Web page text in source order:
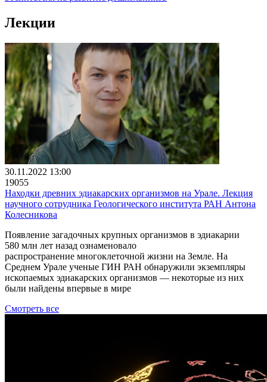
Лекции
30.11.2022 13:00
19055
Находки древних эдиакарских организмов на Урале. Лекция
научного сотрудника Геологического института РАН Антона
Колесникова
Появление загадочных крупных организмов в эдиакарии
580 млн лет назад ознаменовало
распространение многоклеточной жизни на Земле. На
Среднем Урале ученые ГИН РАН обнаружили экземпляры
ископаемых эдиакарских организмов — некоторые из них
были найдены впервые в мире
Смотреть все